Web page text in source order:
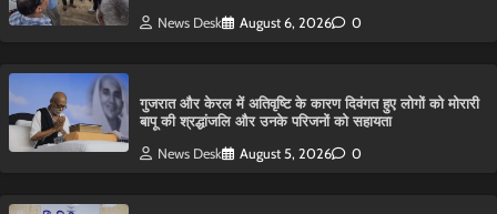
News Desk August 6, 2026 0
गुजरात और केरल में अतिवृष्टि के कारण दिवंगत हुए लोगों को मोरारी
बापू की श्रद्धांजलि और उनके परिजनों को सहायता
News Desk August 5, 2026 0